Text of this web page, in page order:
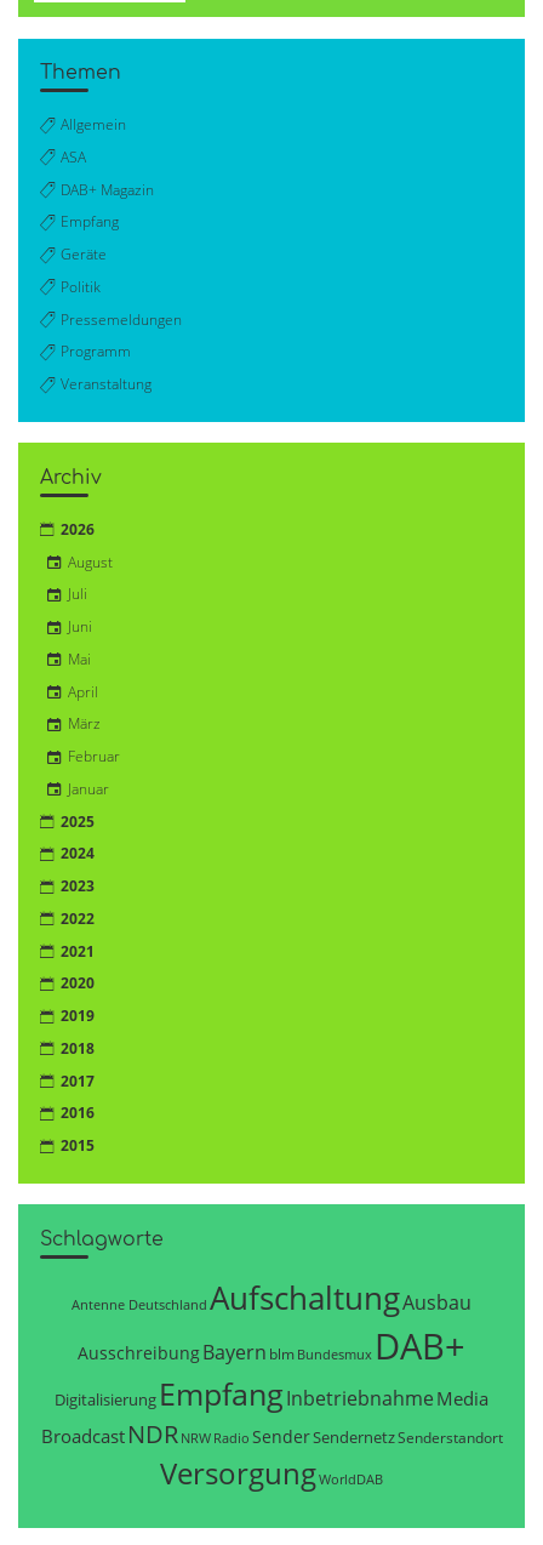
Themen
Allgemein
ASA
DAB+ Magazin
Empfang
Geräte
Politik
Pressemeldungen
Programm
Veranstaltung
Archiv
2026
August
Juli
Juni
Mai
April
März
Februar
Januar
2025
2024
2023
2022
2021
2020
2019
2018
2017
2016
2015
Schlagworte
Antenne Deutschland AufschaltungAusbau
AusschreibungBayern blm Bundesmux DAB+
Digitalisierung EmpfangInbetriebnahme Media
Broadcast NDR NRW Radio SenderSendernetzSenderstandort
VersorgungWorldDAB